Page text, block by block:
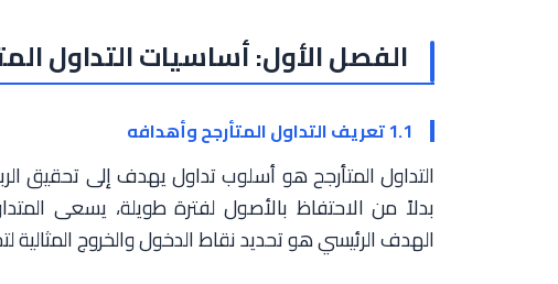
الفصل الأول: أساسيات التداول
1.1 تعريف التداول المتأرجح وأهدافه
التداول المتأرجح هو أسلوب تداول يهدف إلى تحقيق
بدلاً من الاحتفاظ بالأصول لفترة طويلة، يسعى
الهدف الرئيسي هو تحديد نقاط الدخول والخروج